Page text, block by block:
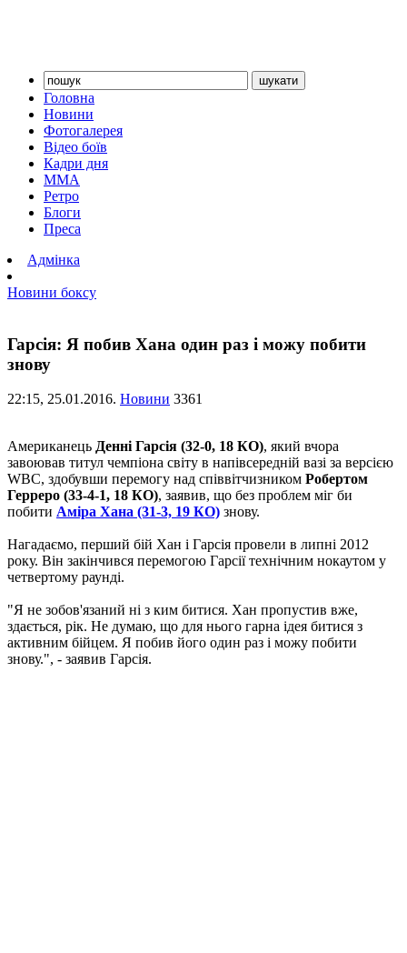
Головна
Новини
Фотогалерея
Відео боїв
Кадри дня
ММА
Ретро
Блоги
Преса
Адмінка
Новини боксу
Гарсія: Я побив Хана один раз і можу побити
знову
22:15, 25.01.2016. Новини 3361
Американець Денні Гарсія (32-0, 18 КО), який вчора
завоював титул чемпіона світу в напівсередній вазі за версією
WBC, здобувши перемогу над співвітчизником Робертом
Герреро (33-4-1, 18 КО), заявив, що без проблем міг би
побити Аміра Хана (31-3, 19 КО) знову.
Нагадаємо, перший бій Хан і Гарсія провели в липні 2012
року. Він закінчився перемогою Гарсії технічним нокаутом у
четвертому раунді.
"Я не зобов'язаний ні з ким битися. Хан пропустив вже,
здається, рік. Не думаю, що для нього гарна ідея битися з
активним бійцем. Я побив його один раз і можу побити
знову.", - заявив Гарсія.